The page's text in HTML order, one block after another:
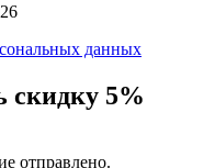
данных
скидку 5%
отправлено.